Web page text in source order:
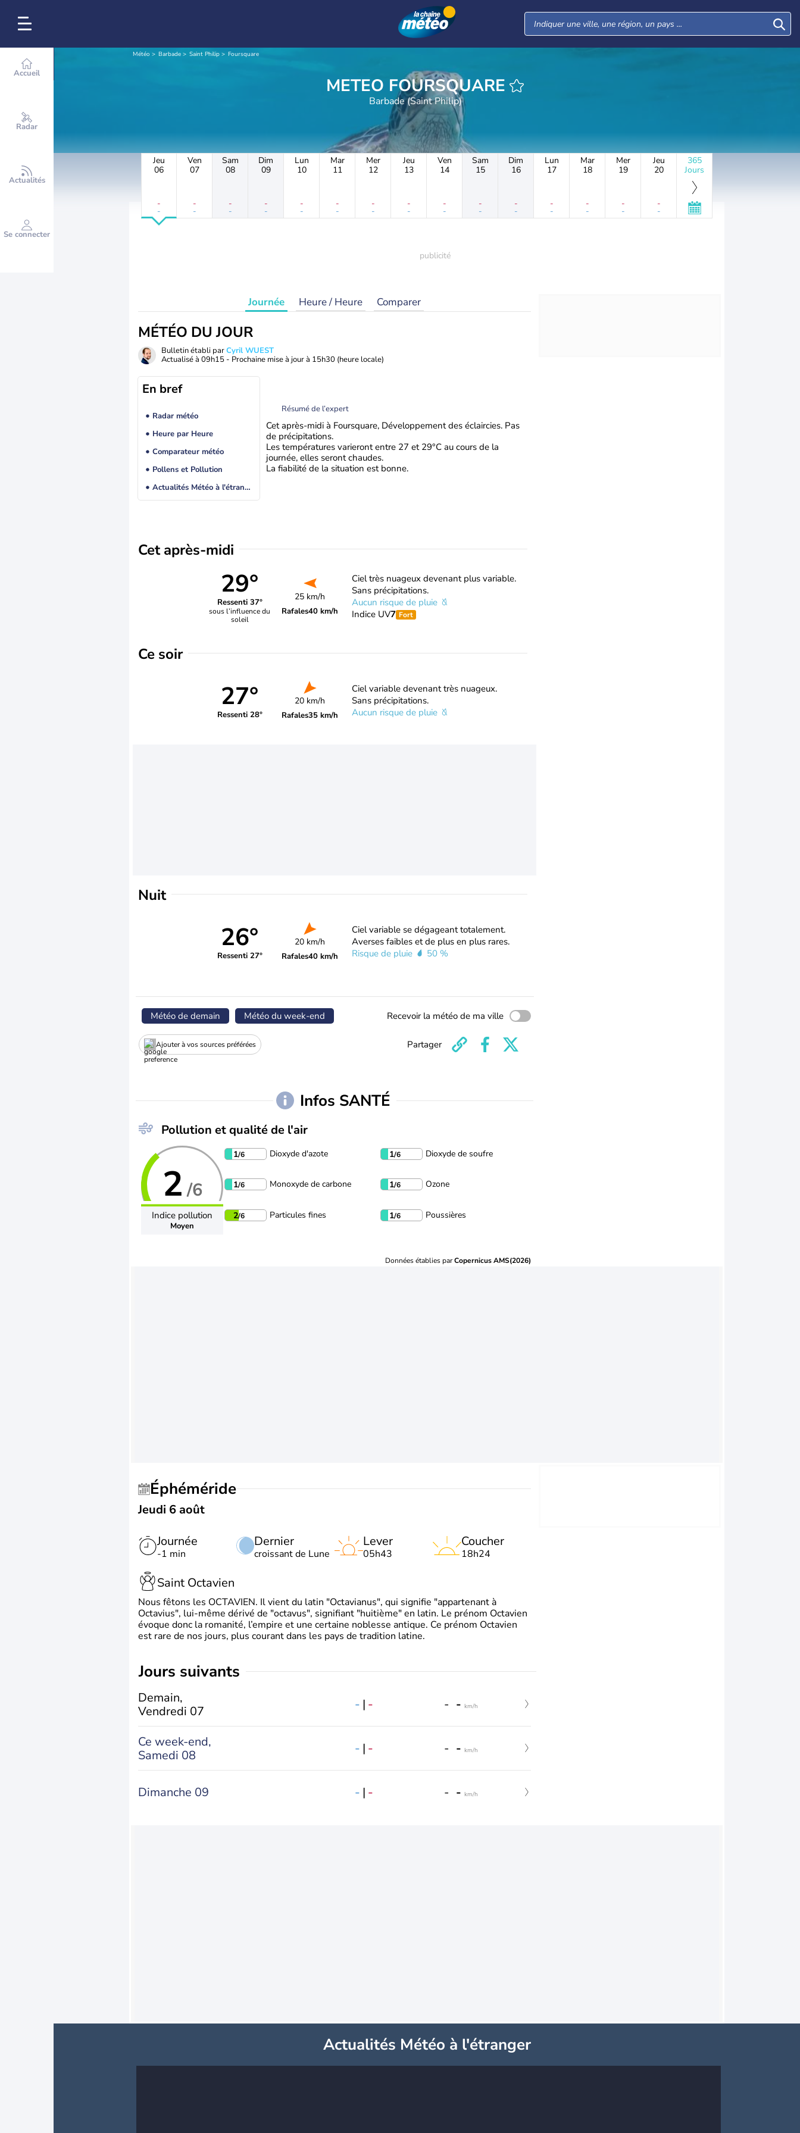
Accueil
Radar
Actualités
Se connecter
Météo Barbade Saint Philip Foursquare
METEO FOURSQUARE
Barbade (Saint Philip)
Jeu
06
-
-
Ven
07
-
-
Sam
08
-
-
Dim
09
-
-
Lun
10
-
-
Mar
11
-
-
Mer
12
-
-
Jeu
13
-
-
Ven
14
-
-
Sam
15
-
-
Dim
16
-
-
Lun
17
-
-
Mar
18
-
-
Mer
19
-
-
Jeu
20
-
-
365
Jours
Journée Heure / Heure Comparer
MÉTÉO DU JOUR
Bulletin établi parCyril WUEST
Actualisé à 09h15 - Prochaine mise à jour à 15h30 (heure locale)
En bref
Radar météo
Heure par Heure
Comparateur météo
Pollens et Pollution
Actualités Météo à l'étranger
Résumé de l’expert
Cet après-midi à Foursquare, Développement des éclaircies. Pas
de précipitations.
Les températures varieront entre 27 et 29°C au cours de la
journée, elles seront chaudes.
La fiabilité de la situation est bonne.
Cet après-midi
29°
Ressenti 37°
sous l’influence du
soleil
25 km/h
Rafales40 km/h
Ciel très nuageux devenant plus variable.
Sans précipitations.
Aucun risque de pluie
Indice UV7 Fort
Ce soir
27°
Ressenti 28°
20 km/h
Rafales35 km/h
Ciel variable devenant très nuageux.
Sans précipitations.
Aucun risque de pluie
Nuit
26°
Ressenti 27°
20 km/h
Rafales40 km/h
Ciel variable se dégageant totalement.
Averses faibles et de plus en plus rares.
Risque de pluie
50 %
Météo de demain Météo du week-end Recevoir la météo de ma ville
Ajouter à vos sources préférées Partager
Infos SANTÉ
Pollution et qualité de l'air
2 /6
Indice pollution
Moyen
1/6 Dioxyde d'azote 1/6 Dioxyde de soufre
1/6 Monoxyde de carbone 1/6 Ozone
2/6 Particules fines 1/6 Poussières
Données établies parCopernicus AMS(2026)
Éphéméride
Jeudi 6 août
Journée
-1 min
Dernier
croissant de Lune
Lever
05h43
Coucher
18h24
Saint Octavien
Nous fêtons les OCTAVIEN. Il vient du latin "Octavianus", qui signifie "appartenant à
Octavius", lui-même dérivé de "octavus", signifiant "huitième" en latin. Le prénom Octavien
évoque donc la romanité, l’empire et une certaine noblesse antique. Ce prénom Octavien
est rare de nos jours, plus courant dans les pays de tradition latine.
jours suivants
Demain,
Vendredi 07
- | - - - km/h
Ce week-end,
Samedi 08
- | - - - km/h
Dimanche 09 - | - - - km/h
Actualités Météo à l'étranger